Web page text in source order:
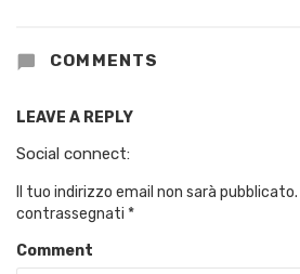
COMMENTS
LEAVE A REPLY
Social connect:
Il tuo indirizzo email non sarà pubblicato.
contrassegnati *
Comment